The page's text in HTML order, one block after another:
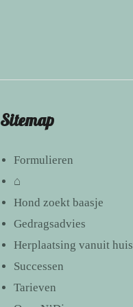
Sitemap
Formulieren
⌂
Hond zoekt baasje
Gedragsadvies
Herplaatsing vanuit huis
Successen
Tarieven